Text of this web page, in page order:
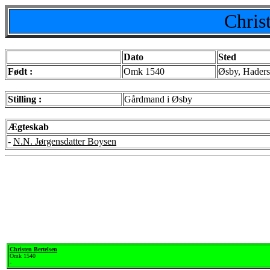
Dato
Sted
Født :
Omk 1540 Øsby,
Stilling : Gårdmand i Øsby
Ægteskab
- N.N. Jørgensdatter Boysen
Christen Bertelsen
Omk 1540
-